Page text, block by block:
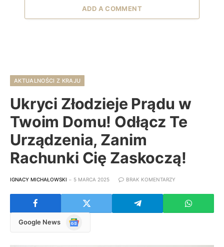
ADD A COMMENT
AKTUALNOŚCI Z KRAJU
Ukryci Złodzieje Prądu w
Twoim Domu! Odłącz Te
Urządzenia, Zanim
Rachunki Cię Zaskoczą!
IGNACY MICHAŁOWSKI 5 MARCA 2025 BRAK KOMENTARZY
Google News
Google